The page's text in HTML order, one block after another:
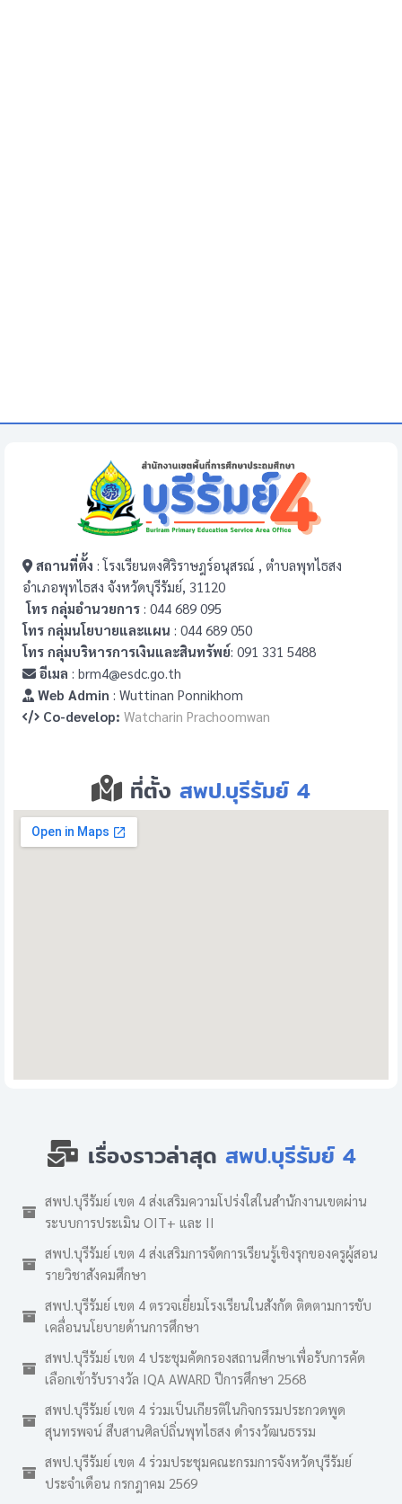
สถานที่ตั้ง : โรงเรียนตงศิริราษฎร์อนุสรณ์ , ตำบลพุทไธสง
อำเภอพุทไธสง จังหวัดบุรีรัมย์, 31120
โทร กลุ่มอำนวยการ : 044 689 095
โทร กลุ่มนโยบายและแผน : 044 689 050
โทร กลุ่มบริหารการเงินและสินทรัพย์: 091 331 5488
อีเมล : brm4@esdc.go.th
Web Admin : Wuttinan Ponnikhom
Co-develop: Watcharin Prachoomwan
ที่ตั้ง สพป.บุรีรัมย์ 4
เรื่องราวล่าสุด สพป.บุรีรัมย์ 4
สพป.บุรีรัมย์ เขต 4 ส่งเสริมความโปร่งใสในสำนักงานเขตผ่าน
ระบบการประเมิน OIT+ และ II
สพป.บุรีรัมย์ เขต 4 ส่งเสริมการจัดการเรียนรู้เชิงรุกของครูผู้สอน
รายวิชาสังคมศึกษา
สพป.บุรีรัมย์ เขต 4 ตรวจเยี่ยมโรงเรียนในสังกัด ติดตามการขับ
เคลื่อนนโยบายด้านการศึกษา
สพป.บุรีรัมย์ เขต 4 ประชุมคัดกรองสถานศึกษาเพื่อรับการคัด
เลือกเข้ารับรางวัล IQA AWARD ปีการศึกษา 2568
สพป.บุรีรัมย์ เขต 4 ร่วมเป็นเกียรติในกิจกรรมประกวดพูด
สุนทรพจน์ สืบสานศิลป์ถิ่นพุทไธสง ดำรงวัฒนธรรม
สพป.บุรีรัมย์ เขต 4 ร่วมประชุมคณะกรมการจังหวัดบุรีรัมย์
ประจำเดือน กรกฎาคม 2569